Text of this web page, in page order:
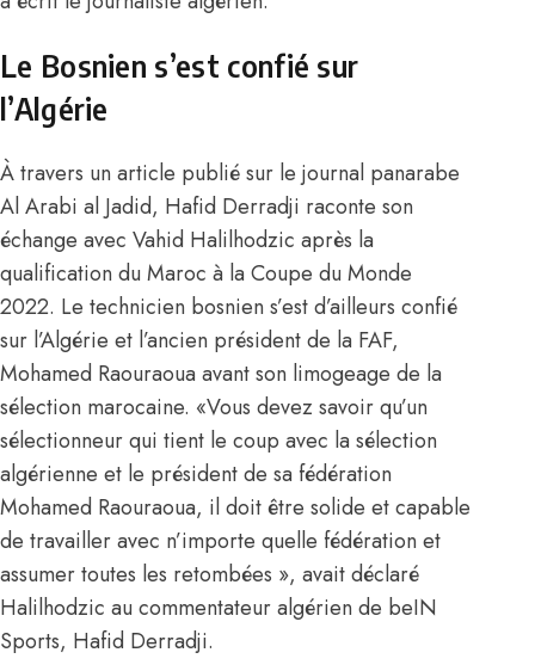
Le Bosnien s’est confié sur
l’Algérie
À travers un article publié sur le journal panarabe
Al Arabi al Jadid, Hafid Derradji raconte son
échange avec Vahid Halilhodzic après la
qualification du Maroc à la Coupe du Monde
2022. Le technicien bosnien s’est d’ailleurs confié
sur l’Algérie et l’ancien président de la FAF,
Mohamed Raouraoua avant son limogeage de la
sélection marocaine. «Vous devez savoir qu’un
sélectionneur qui tient le coup avec la sélection
algérienne et le président de sa fédération
Mohamed Raouraoua, il doit être solide et capable
de travailler avec n’importe quelle fédération et
assumer toutes les retombées », avait déclaré
Halilhodzic au commentateur algérien de beIN
Sports, Hafid Derradji.